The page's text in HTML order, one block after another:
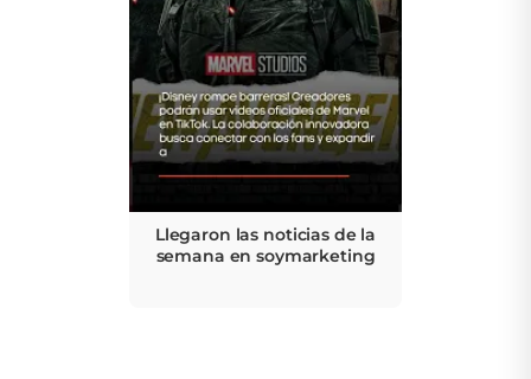
Llegaron las noticias de la
semana en soymarketing